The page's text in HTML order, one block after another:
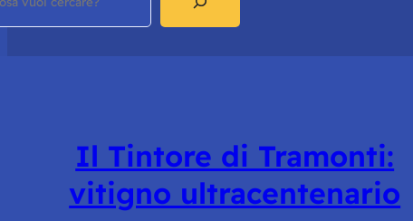
Il Tintore di Tramonti:
vitigno ultracentenario